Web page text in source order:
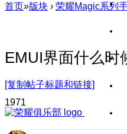
首页»版块 › 荣耀Magic系列
EMUI界面什么时
[复制帖子标题和链接]
1971